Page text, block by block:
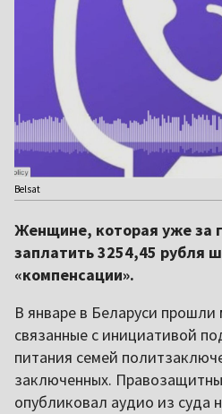
Belsat
Женщине, которая уже за
заплатить 3254,45 рубля
«компенсации».
В январе в Беларуси
связанные с инициативой
питания семей
заключенных.
опубликовал аудио из суда